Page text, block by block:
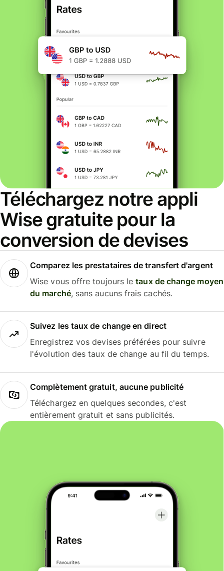
Téléchargez notre appli
Wise gratuite pour la
conversion de devises
Comparez les prestataires de transfert d'argent
Wise vous offre toujours letaux de change moyen
du marché, sans aucuns frais cachés.
Suivez les taux de change en direct
Enregistrez vos devises préférées pour suivre
l'évolution des taux de change au fil du temps.
Complètement gratuit, aucune publicité
Téléchargez en quelques secondes, c'est
entièrement gratuit et sans publicités.